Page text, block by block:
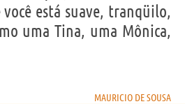
está suave, tranqüilo,
uma Tina, uma Mônica,
MAURICIO DE SOUSA